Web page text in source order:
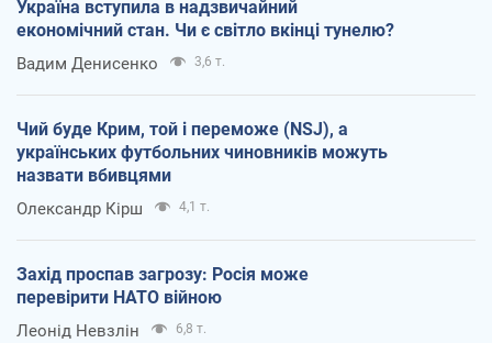
Україна вступила в надзвичайний
економічний стан. Чи є світло вкінці тунелю?
Вадим Денисенко 3,6 т.
Чий буде Крим, той і переможе (NSJ), а
українських футбольних чиновників можуть
назвати вбивцями
Олександр Кірш 4,1 т.
Захід проспав загрозу: Росія може
перевірити НАТО війною
Леонід Невзлін 6,8 т.